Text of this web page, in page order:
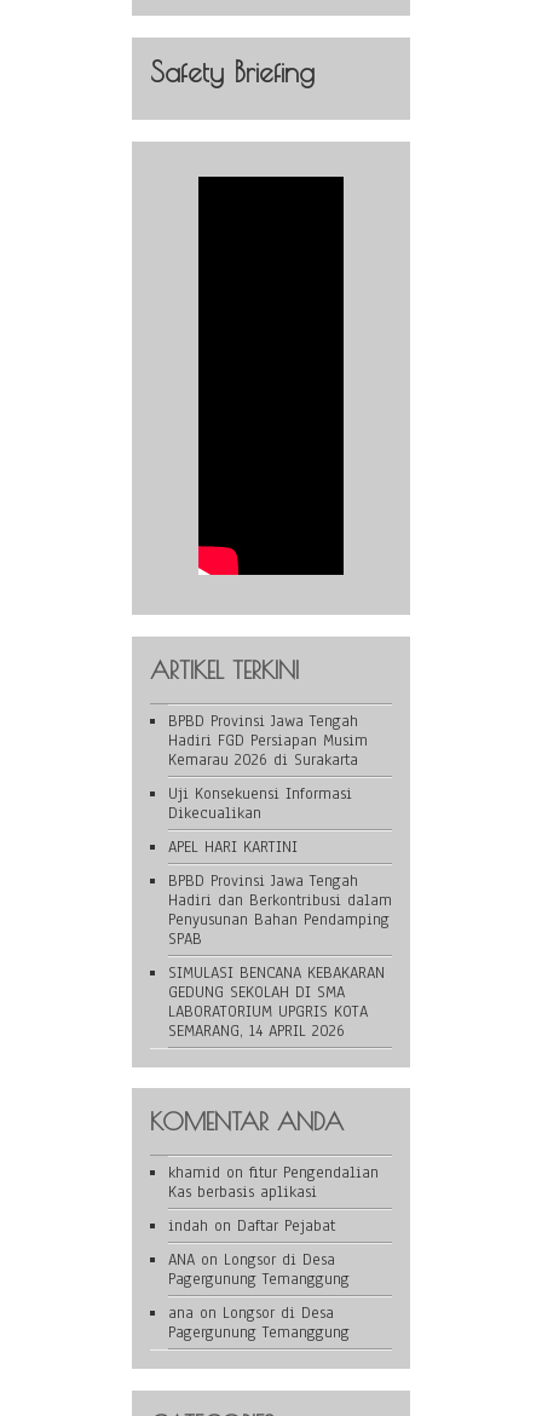
Safety Briefing
ARTIKEL TERKINI
BPBD Provinsi Jawa Tengah
Hadiri FGD Persiapan Musim
Kemarau 2026 di Surakarta
Uji Konsekuensi Informasi
Dikecualikan
APEL HARI KARTINI
BPBD Provinsi Jawa Tengah
Hadiri dan Berkontribusi dalam
Penyusunan Bahan Pendamping
SPAB
SIMULASI BENCANA KEBAKARAN
GEDUNG SEKOLAH DI SMA
LABORATORIUM UPGRIS KOTA
SEMARANG, 14 APRIL 2026
KOMENTAR ANDA
khamid on fitur Pengendalian
Kas berbasis aplikasi
indah on Daftar Pejabat
ANA on Longsor di Desa
Pagergunung Temanggung
ana on Longsor di Desa
Pagergunung Temanggung